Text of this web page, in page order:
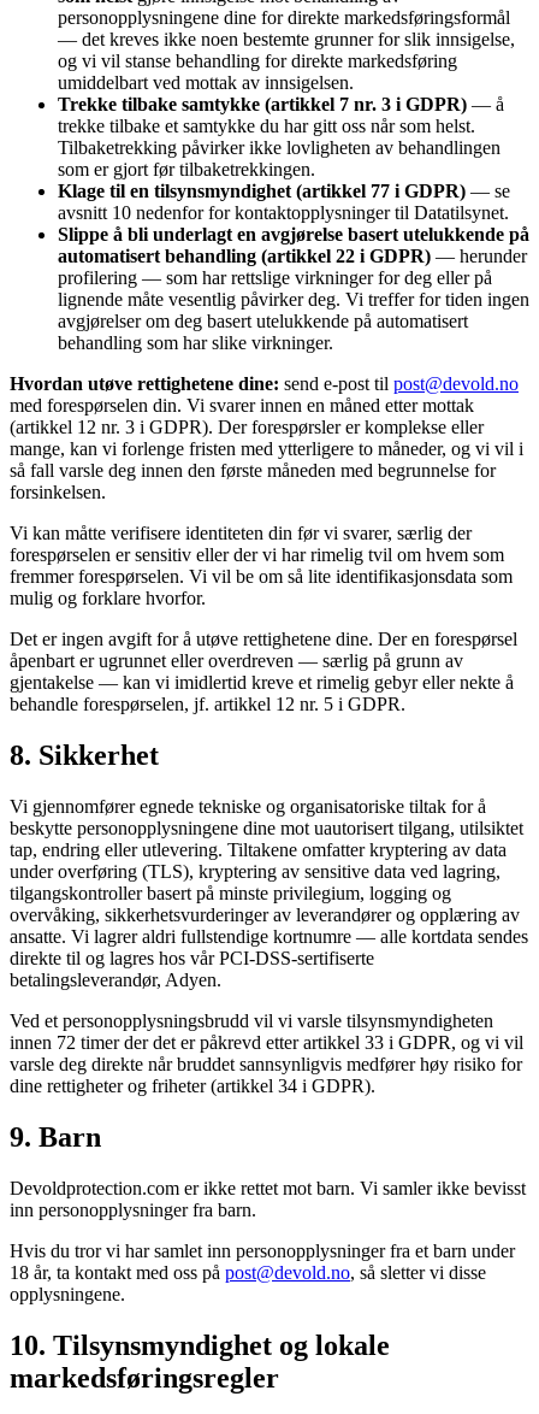
personopplysningene dine for direkte markedsføringsformål
— det kreves ikke noen bestemte grunner for slik innsigelse,
og vi vil stanse behandling for direkte markedsføring
umiddelbart ved mottak av innsigelsen.
Trekke tilbake samtykke (artikkel 7 nr. 3 i GDPR) — å
trekke tilbake et samtykke du har gitt oss når som helst.
Tilbaketrekking påvirker ikke lovligheten av behandlingen
som er gjort før tilbaketrekkingen.
Klage til en tilsynsmyndighet (artikkel 77 i GDPR) — se
avsnitt 10 nedenfor for kontaktopplysninger til Datatilsynet.
Slippe å bli underlagt en avgjørelse basert utelukkende på
automatisert behandling (artikkel 22 i GDPR) — herunder
profilering — som har rettslige virkninger for deg eller på
lignende måte vesentlig påvirker deg. Vi treffer for tiden ingen
avgjørelser om deg basert utelukkende på automatisert
behandling som har slike virkninger.
Hvordan utøve rettighetene dine: send e-post til post@devold.no
med forespørselen din. Vi svarer innen en måned etter mottak
(artikkel 12 nr. 3 i GDPR). Der forespørsler er komplekse eller
mange, kan vi forlenge fristen med ytterligere to måneder, og vi vil i
så fall varsle deg innen den første måneden med begrunnelse for
forsinkelsen.
Vi kan måtte verifisere identiteten din før vi svarer, særlig der
forespørselen er sensitiv eller der vi har rimelig tvil om hvem som
fremmer forespørselen. Vi vil be om så lite identifikasjonsdata som
mulig og forklare hvorfor.
Det er ingen avgift for å utøve rettighetene dine. Der en forespørsel
åpenbart er ugrunnet eller overdreven — særlig på grunn av
gjentakelse — kan vi imidlertid kreve et rimelig gebyr eller nekte å
behandle forespørselen, jf. artikkel 12 nr. 5 i GDPR.
8. Sikkerhet
Vi gjennomfører egnede tekniske og organisatoriske tiltak for å
beskytte personopplysningene dine mot uautorisert tilgang, utilsiktet
tap, endring eller utlevering. Tiltakene omfatter kryptering av data
under overføring (TLS), kryptering av sensitive data ved lagring,
tilgangskontroller basert på minste privilegium, logging og
overvåking, sikkerhetsvurderinger av leverandører og opplæring av
ansatte. Vi lagrer aldri fullstendige kortnumre — alle kortdata sendes
direkte til og lagres hos vår PCI-DSS-sertifiserte
betalingsleverandør, Adyen.
Ved et personopplysningsbrudd vil vi varsle tilsynsmyndigheten
innen 72 timer der det er påkrevd etter artikkel 33 i GDPR, og vi vil
varsle deg direkte når bruddet sannsynligvis medfører høy risiko for
dine rettigheter og friheter (artikkel 34 i GDPR).
9. Barn
Devoldprotection.com er ikke rettet mot barn. Vi samler ikke bevisst
inn personopplysninger fra barn.
Hvis du tror vi har samlet inn personopplysninger fra et barn under
18 år, ta kontakt med oss på post@devold.no, så sletter vi disse
opplysningene.
10. Tilsynsmyndighet og lokale
markedsføringsregler